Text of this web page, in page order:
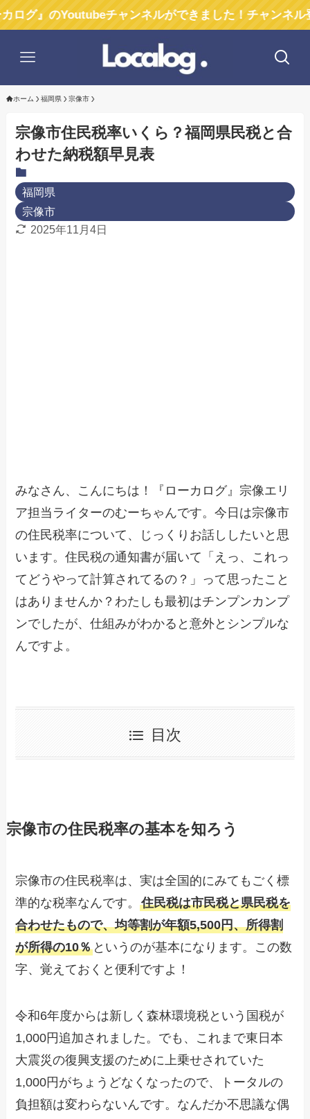
のYoutubeチャンネルができました！チャンネル登録お
ホーム 福岡県 宗像市
宗像市住民税率いくら？福岡県民税と合
わせた納税額早見表
福岡県
宗像市
2025年11月4日
みなさん、こんにちは！『ローカログ』宗像エリ
ア担当ライターのむーちゃんです。今日は宗像市
の住民税率について、じっくりお話ししたいと思
います。住民税の通知書が届いて「えっ、これっ
てどうやって計算されてるの？」って思ったこと
はありませんか？わたしも最初はチンプンカンプ
ンでしたが、仕組みがわかると意外とシンプルな
んですよ。
目次
宗像市の住民税率の基本を知ろう
宗像市の住民税率は、実は全国的にみてもごく標
準的な税率なんです。住民税は市民税と県民税を
合わせたもので、均等割が年額5,500円、所得割
が所得の10％ というのが基本になります。この数
字、覚えておくと便利ですよ！
令和6年度からは新しく森林環境税という国税が
1,000円追加されました。でも、これまで東日本
大震災の復興支援のために上乗せされていた
1,000円がちょうどなくなったので、トータルの
負担額は変わらないんです。なんだか不思議な偶